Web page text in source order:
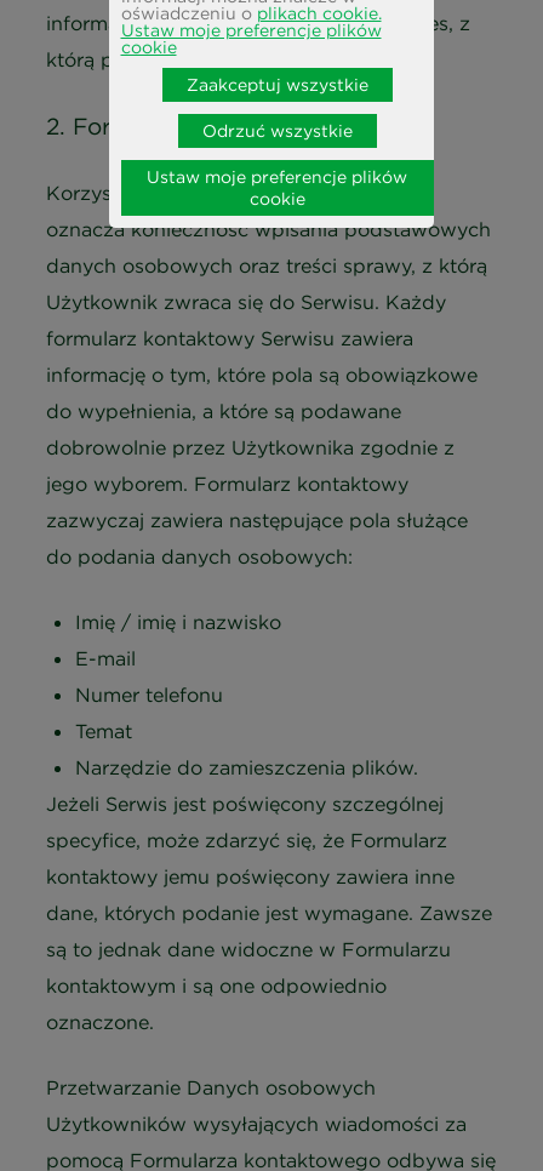
informacje znajdują się w Polityce Cookies, z
którą prosimy się zapoznać.
2. Formularz kontaktowy
Korzystanie z Formularza kontaktowego
oznacza konieczność wpisania podstawowych
danych osobowych oraz treści sprawy, z którą
Użytkownik zwraca się do Serwisu. Każdy
formularz kontaktowy Serwisu zawiera
informację o tym, które pola są obowiązkowe
do wypełnienia, a które są podawane
dobrowolnie przez Użytkownika zgodnie z
jego wyborem. Formularz kontaktowy
zazwyczaj zawiera następujące pola służące
do podania danych osobowych:
Imię / imię i nazwisko
E-mail
Numer telefonu
Temat
Narzędzie do zamieszczenia plików.
Jeżeli Serwis jest poświęcony szczególnej
specyfice, może zdarzyć się, że Formularz
kontaktowy jemu poświęcony zawiera inne
dane, których podanie jest wymagane. Zawsze
są to jednak dane widoczne w Formularzu
kontaktowym i są one odpowiednio
oznaczone.
Przetwarzanie Danych osobowych
Użytkowników wysyłających wiadomości za
pomocą Formularza kontaktowego odbywa się
oświadczeniu o plikach cookie.
Ustaw moje preferencje plików
cookie
Zaakceptuj wszystkie
Odrzuć wszystkie
Ustaw moje preferencje plików
cookie